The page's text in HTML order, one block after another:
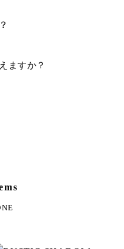
ますか？